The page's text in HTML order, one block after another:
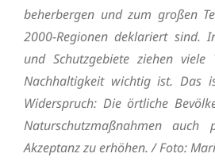
beherbergen und zum großen
2000-Regionen deklariert sind.
und Schutzgebiete ziehen
Nachhaltigkeit wichtig ist. Das
Widerspruch: Die örtliche
Naturschutzmaßnahmen
Akzeptanz zu erhöhen. / Foto: